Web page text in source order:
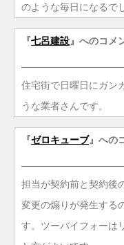
のような毎日になるで
『七呂建設 』へのコメ
住宅街で日曜日にガン
うな業者さんです。
『ゼロキューブ』への
担当が契約前と契約後
変更の煽りが発生する
す。ツーバイフォーは